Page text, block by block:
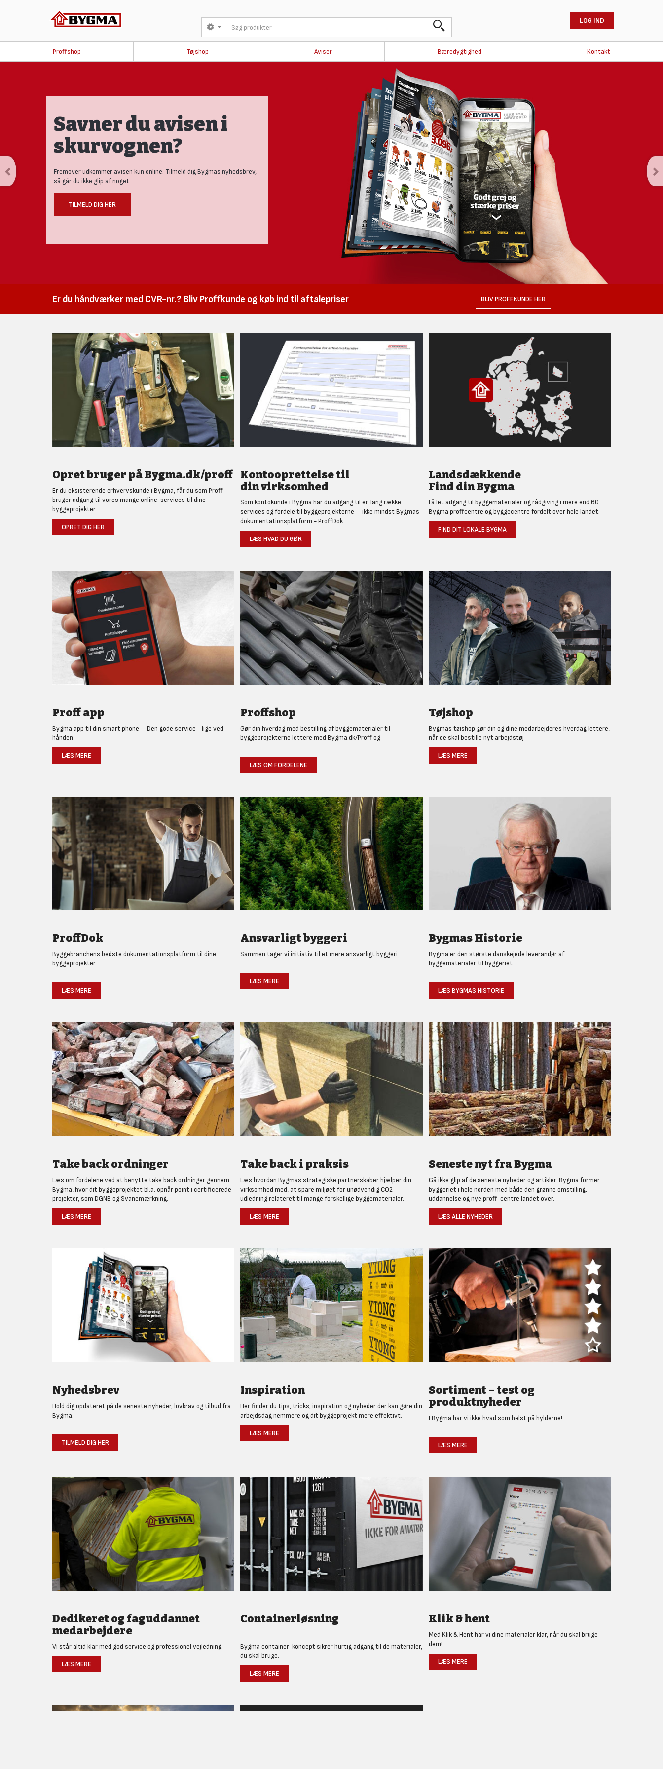
LOG IND
Proffshop Tøjshop Aviser Bæredygtighed Kontakt
Produktnyheder og
tests
Se vores nye univers med aktuelle nyheder til den nysgerrige
håndværker.
Er du håndværker med CVR-nr.? Bliv Proffkunde og køb ind til aftalepriser BLIV PROFFKUNDE HER
Opret bruger på Bygma.dk/proff
Er du eksisterende erhvervskunde i Bygma, får du som Proff
bruger adgang til vores mange online-services til dine
byggeprojekter.
OPRET DIG HER
Kontooprettelse til
din virksomhed
Som kontokunde i Bygma har du adgang til en lang række
services og fordele til byggeprojekterne – ikke mindst Bygmas
dokumentationsplatform - ProffDok
LÆS HVAD DU GØR
Landsdækkende
Find din Bygma
Få let adgang til byggematerialer og rådgiving i mere end 60
Bygma proffcentre og byggecentre fordelt over hele landet.
FIND DIT LOKALE BYGMA
Proff app
Bygma app til din smart phone – Den gode service - lige ved
hånden
LÆS MERE
Proffshop
Gør din hverdag med bestilling af byggematerialer til
byggeprojekterne lettere med Bygma.dk/Proff og
LÆS OM FORDELENE
Tøjshop
Bygmas tøjshop gør din og dine medarbejderes hverdag lettere,
når de skal bestille nyt arbejdstøj
LÆS MERE
ProffDok
Byggebranchens bedste dokumentationsplatform til dine
byggeprojekter
LÆS MERE
Ansvarligt byggeri
Sammen tager vi initiativ til et mere ansvarligt byggeri
LÆS MERE
Bygmas Historie
Bygma er den største danskejede leverandør af
byggematerialer til byggeriet
LÆS BYGMAS HISTORIE
Take back ordninger
Læs om fordelene ved at benytte take back ordninger gennem
Bygma, hvor dit byggeprojektet bl.a. opnår point i certificerede
projekter, som DGNB og Svanemærkning.
LÆS MERE
Take back i praksis
Læs hvordan Bygmas strategiske partnerskaber hjælper din
virksomhed med, at spare miljøet for unødvendig CO2-
udledning relateret til mange forskellige byggematerialer.
LÆS MERE
Seneste nyt fra Bygma
Gå ikke glip af de seneste nyheder og artikler. Bygma former
byggeriet i hele norden med både den grønne omstilling,
uddannelse og nye proff-centre landet over.
LÆS ALLE NYHEDER
Nyhedsbrev
Hold dig opdateret på de seneste nyheder, lovkrav og tilbud fra
Bygma.
TILMELD DIG HER
Inspiration
Her finder du tips, tricks, inspiration og nyheder der kan gøre din
arbejdsdag nemmere og dit byggeprojekt mere effektivt.
LÆS MERE
Sortiment – test og
produktnyheder
I Bygma har vi ikke hvad som helst på hylderne!
LÆS MERE
Dedikeret og faguddannet
medarbejdere
Vi står altid klar med god service og professionel vejledning.
LÆS MERE
Containerløsning
Bygma container-koncept sikrer hurtig adgang til de materialer,
du skal bruge.
LÆS MERE
Klik & hent
Med Klik & Hent har vi dine materialer klar, når du skal bruge
dem!
LÆS MERE